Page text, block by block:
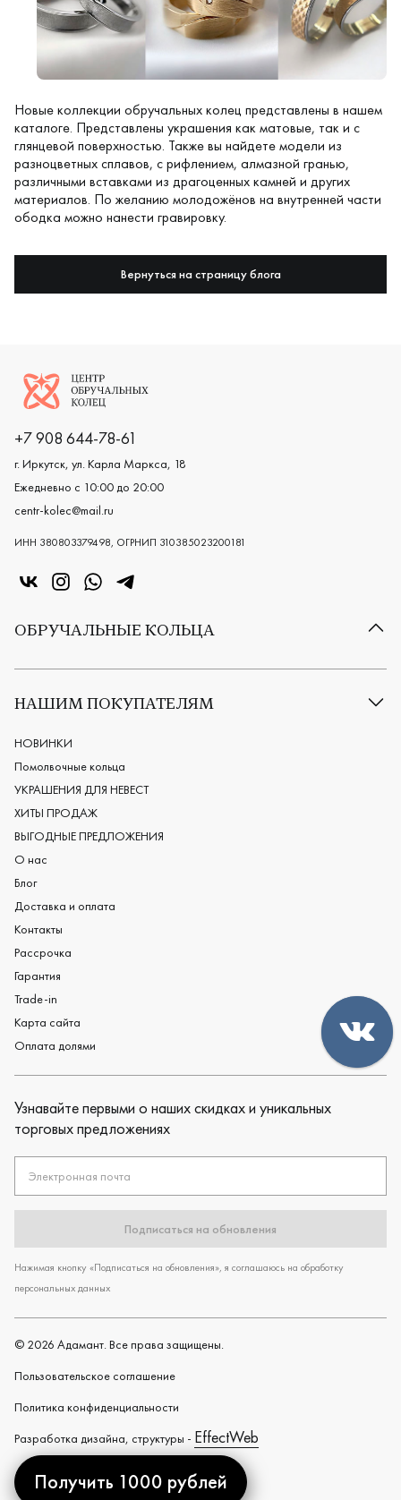
Новые коллекции обручальных колец представлены в нашем
каталоге. Представлены украшения как матовые, так и с
глянцевой поверхностью. Также вы найдете модели из
разноцветных сплавов, с рифлением, алмазной гранью,
различными вставками из драгоценных камней и других
материалов. По желанию молодожёнов на внутренней части
ободка можно нанести гравировку.
Вернуться на страницу блога
Логотип компании
+7 908 644-78-61
г. Иркутск, ул. Карла Маркса, 18
Ежедневно с 10:00 до 20:00
centr-kolec@mail.ru
ИНН 380803379498, ОГРНИП 310385023200181
«Центр колец» в VK
«Центр колец» в Instagram
«Центр колец» в Whatsapp
«Центр колец» в Telegram
ОБРУЧАЛЬНЫЕ КОЛЬЦА
Все обручальные кольца
Европейские обручальные кольца
Мужские обручальные кольца
Женские обручальные кольца
Обручальные кольца из платины
Дизайнерские обручальные кольца
Черные обручальные кольца
НАШИМ ПОКУПАТЕЛЯМ
НОВИНКИ
Помолвочные кольца
УКРАШЕНИЯ ДЛЯ НЕВЕСТ
ХИТЫ ПРОДАЖ
ВЫГОДНЫЕ ПРЕДЛОЖЕНИЯ
О нас
Блог
Доставка и оплата
Контакты
Рассрочка
Гарантия
Trade-in
Карта сайта
Оплата долями
Узнавайте первыми о наших скидках и уникальных
торговых предложениях
Электронная почта
Подписаться на обновления
Нажимая кнопку «Подписаться на обновления», я соглашаюсь на обработку
персональных данных
© 2026 Адамант. Все права защищены.
Пользовательское cоглашение
Политика конфиденциальности
Разработка дизайна, структуры - EffectWeb
Created by
Получить 1000 рублей